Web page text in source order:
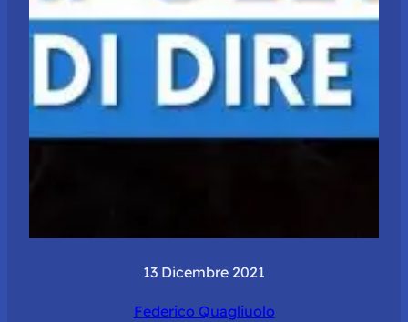
13 Dicembre 2021
Federico Quagliuolo